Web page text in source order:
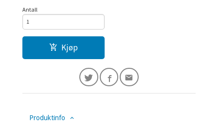
Antall
Kjøp
Produktinfo